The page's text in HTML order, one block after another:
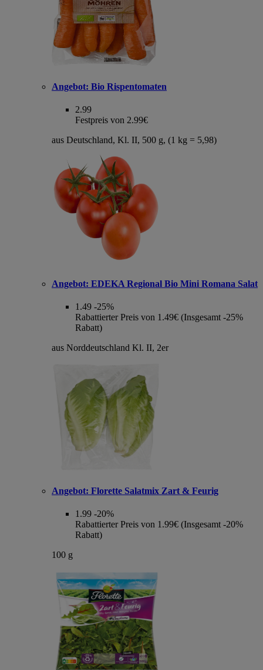
Angebot: Bio Rispentomaten
2.99
Festpreis von 2.99€
aus Deutschland, Kl. II, 500 g, (1 kg = 5,98)
Angebot: EDEKA Regional Bio Mini Romana Salat
1.49 -25%
Rabattierter Preis von 1.49€ (Insgesamt -25%
Rabatt)
aus Norddeutschland Kl. II, 2er
Angebot: Florette Salatmix Zart & Feurig
1.99 -20%
Rabattierter Preis von 1.99€ (Insgesamt -20%
Rabatt)
100 g